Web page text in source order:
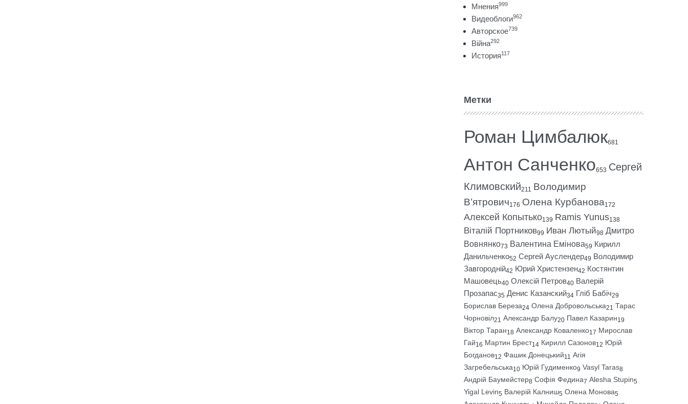
Мнения999
Видеоблоги962
Авторское739
Війна292
История117
Метки
Роман Цимбалюк681
Антон Санченко653 Сергей
Климовский211 Володимир
В’ятрович176 Олена Курбанова172
Алексей Копытько139 Ramis Yunus138
Віталій Портников99 Иван Лютый98 Дмитро
Вовнянко73 Валентина Емінова59 Кирилл
Данильченко52 Сергей Ауслендер49 Володимир
Завгородній42 Юрий Христензен42 Костянтин
Машовець40 Олексій Петров40 Валерій
Прозапас35 Денис Казанский34 Гліб Бабіч29
Борислав Береза24 Олена Добровольська21 Тарас
Чорновіл21 Александр Балу20 Павел Казарин19
Віктор Таран18 Александр Коваленко17 Мирослав
Гай16 Мартин Брест14 Кирилл Сазонов12 Юрій
Богданов12 Фашик Донецький11 Агія
Загребельська10 Юрій Гудименко9 Vasyl Taras8
Андрій Баумейстер8 Софія Федина7 Alesha Stupin5
Yigal Levin5 Валерій Калниш5 Олена Монова5